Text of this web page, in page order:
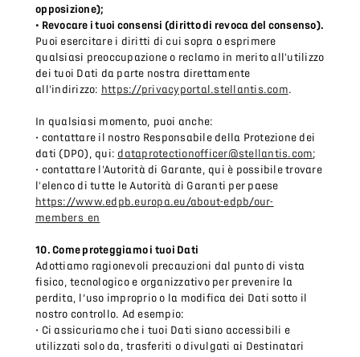
opposizione);
• Revocare i tuoi consensi (diritto di revoca del consenso).
Puoi esercitare i diritti di cui sopra o esprimere
qualsiasi preoccupazione o reclamo in merito all'utilizzo
dei tuoi Dati da parte nostra direttamente
all'indirizzo: https://privacyportal.stellantis.com.
In qualsiasi momento, puoi anche:
• contattare il nostro Responsabile della Protezione dei
dati (DPO), qui: dataprotectionofficer@stellantis.com;
• contattare l'Autorità di Garante, qui è possibile trovare
l'elenco di tutte le Autorità di Garanti per paese
https://www.edpb.europa.eu/about-edpb/our-
members_en
10. Come proteggiamo i tuoi Dati
Adottiamo ragionevoli precauzioni dal punto di vista
fisico, tecnologico e organizzativo per prevenire la
perdita, l’uso improprio o la modifica dei Dati sotto il
nostro controllo. Ad esempio:
• Ci assicuriamo che i tuoi Dati siano accessibili e
utilizzati solo da, trasferiti o divulgati ai Destinatari